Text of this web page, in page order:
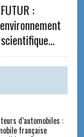
:
d’automobiles :
française